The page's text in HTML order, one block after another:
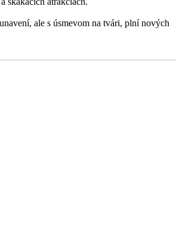
ale s úsmevom na tvári, plní nových